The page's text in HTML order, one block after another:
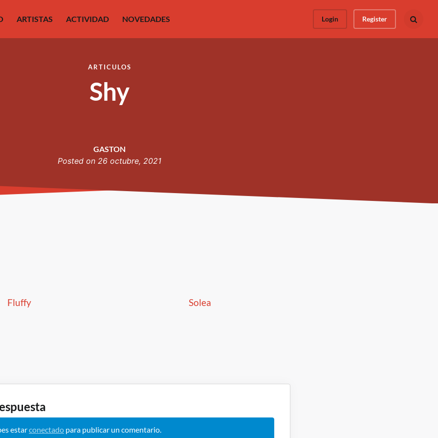
ARTISTAS ACTIVIDAD NOVEDADES Login Register Busca
ARTICULOS
Shy
Posted on 26 octubre, 2021
GASTON
Fluffy Solea
estarconectado para publicar un comentario.